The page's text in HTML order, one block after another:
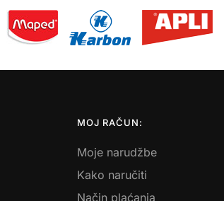
MOJ RAČUN:
Moje narudžbe
Kako naručiti
Način plaćanja